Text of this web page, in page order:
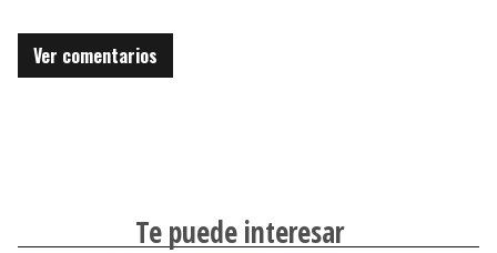
Ver comentarios
Te puede interesar